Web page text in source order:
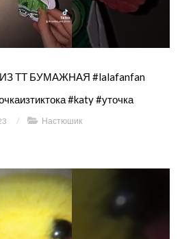
ТТ БУМАЖНАЯ #lalafanfan
#katy #уточка
/ Настюшик